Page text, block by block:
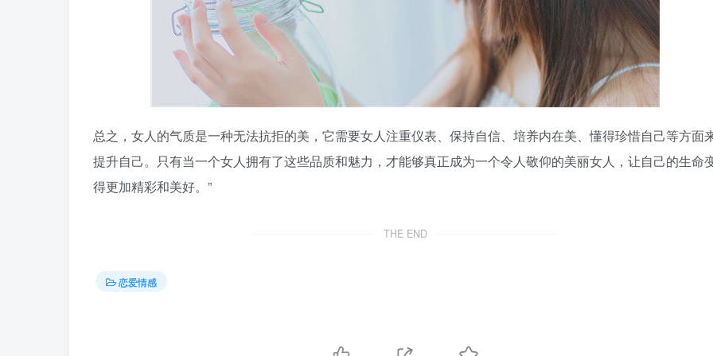
总之，女人的气质是一种无法抗拒的美，它需要女人注重仪表、保持自信、培养内在美、懂得珍惜自己等方面
提升自己。只有当一个女人拥有了这些品质和魅力，才能够真正成为一个令人敬仰的美丽女人，让自己的生命
得更加精彩和美好。”
THE END
恋爱情感